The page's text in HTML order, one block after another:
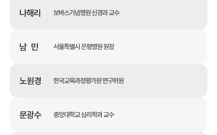
나해리 보바스기념병원 신경과 교수
남 민 서울특별시 은평병원 원장
노원경 한국교육과정평가원 연구위원
문광수 중앙대학교 심리학과 교수